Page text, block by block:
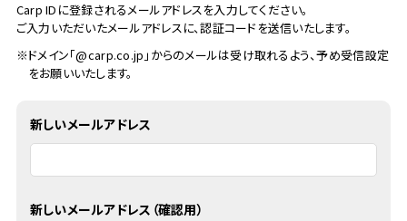
Carp IDに登録されるメールアドレスを入力してください。
ご入力いただいたメールアドレスに、認証コードを送信いたします。
※ドメイン「@carp.co.jp」からのメールは受け取れるよう、予め受信設定
をお願いいたします。
新しいメールアドレス
新しいメールアドレス（確認用）